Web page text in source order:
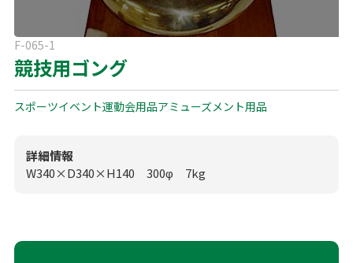
電話お問い合わせ
板付店 092-589-0170
受付時間: 8:30〜17:00（平日）
※最終受付16:30まで
甘木店 0946-24-7622
映像・音響機器 電化製品
スポーツ
競技用ゴング
F-065-1
スポーツイベント運動会用品アミューズメント用品
詳細情報
W340×D340×H140 300φ 7kg